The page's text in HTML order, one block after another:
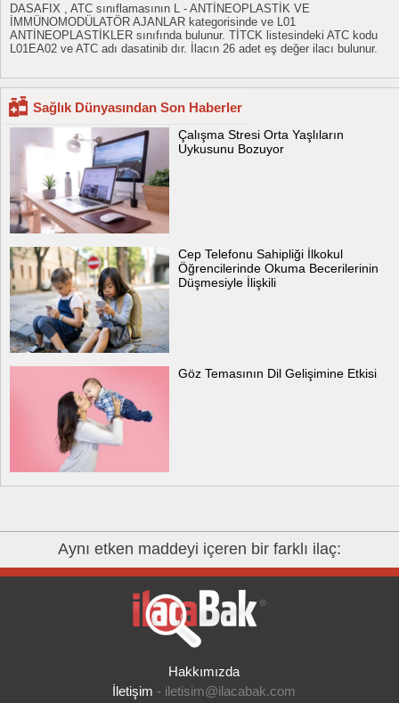
DASAFIX , ATC sınıflamasının L - ANTİNEOPLASTİK VE
İMMÜNOMODÜLATÖR AJANLAR kategorisinde ve L01
ANTİNEOPLASTİKLER sınıfında bulunur. TİTCK listesindeki ATC kodu
L01EA02 ve ATC adı dasatinib dır. İlacın 26 adet eş değer ilacı bulunur.
Sağlık Dünyasından Son Haberler
Çalışma Stresi Orta Yaşlıların
Uykusunu Bozuyor
Cep Telefonu Sahipliği İlkokul
Öğrencilerinde Okuma Becerilerinin
Düşmesiyle İlişkili
Göz Temasının Dil Gelişimine Etkisi
Aynı etken maddeyi içeren bir farklı ilaç:
Hakkımızda
İletişim - iletisim@ilacabak.com